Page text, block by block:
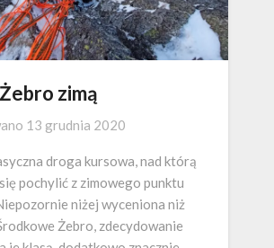
zimą
13 grudnia 2020
droga kursowa, nad którą
pochylić z zimowego punktu
niżej wyceniona niż
Żebro, zdecydowanie